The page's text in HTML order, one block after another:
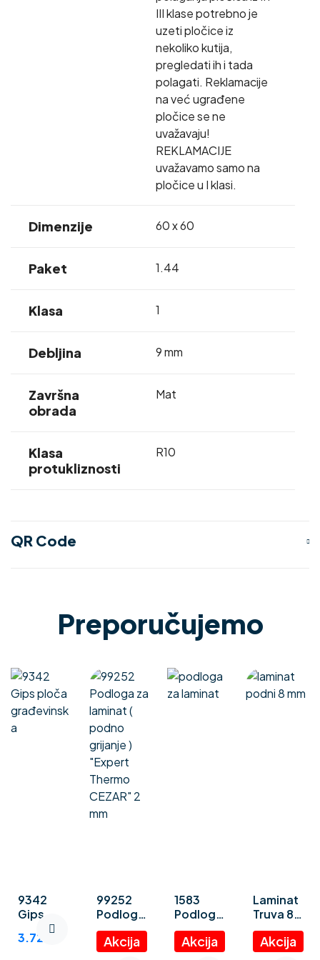
III klase potrebno je
uzeti pločice iz
nekoliko kutija,
pregledati ih i tada
polagati. Reklamacije
na već ugrađene
pločice se ne
uvažavaju!
REKLAMACIJE
uvažavamo samo na
pločice u I klasi.
Dimenzije 60 x 60
Paket 1.44
Klasa 1
Debljina 9 mm
Završna
obrada
Mat
Klasa
protukliznosti
R10
QR Code
Preporučujemo
9342
Gips
ploča
građevin
3.72 €
99252
Podloga
za
laminat (
podno
1583
Podloga
za
laminat
“Polystyr
Laminat
Truva 8
mm